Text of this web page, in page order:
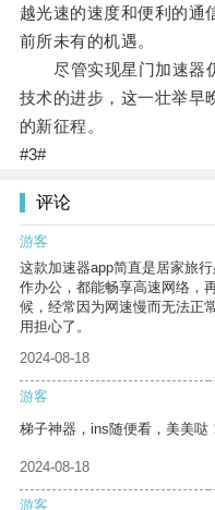
越光速的速度和便利的通
前所未有的机遇。
尽管实现星门加速器
技术的进步，这一壮举早
的新征程。
#3#
评论
游客
这款加速器app简直是居家旅
作办公，都能畅享高速网络，
候，经常因为网速慢而无法正
用担心了。
2024-08-18
游客
梯子神器，ins随便看，美美哒
2024-08-18
游客